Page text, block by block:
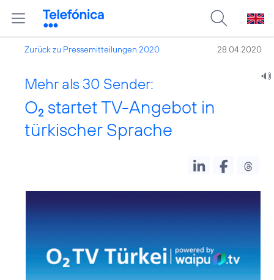
Zurück zu Pressemitteilungen 2020 28.04.2020
Mehr als 30 Sender:
O2 startet TV-Angebot in
türkischer Sprache